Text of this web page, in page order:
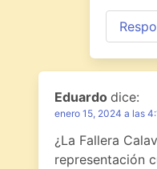
Eduardo dice:
enero 15, 2024 a las
¿La Fallera
representación